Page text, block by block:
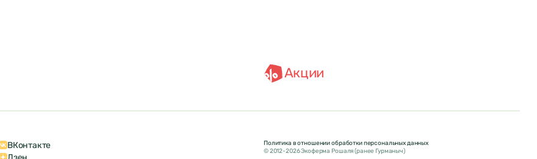
Акции
ВКонтакте
Политика в отношении обработки персональных данных
© 2012-2026 Экоферма Рошаля (ранее Гурманыч)